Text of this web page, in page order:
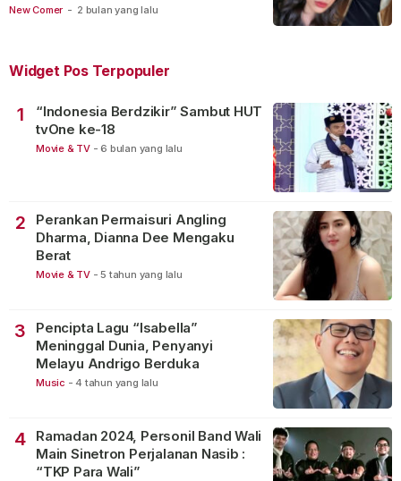
New Comer - 2 bulan yang lalu
Widget Pos Terpopuler
1
“Indonesia Berdzikir” Sambut HUT
tvOne ke-18
Movie & TV - 6 bulan yang lalu
2
Perankan Permaisuri Angling
Dharma, Dianna Dee Mengaku
Berat
Movie & TV - 5 tahun yang lalu
3
Pencipta Lagu “Isabella”
Meninggal Dunia, Penyanyi
Melayu Andrigo Berduka
Music - 4 tahun yang lalu
4
Ramadan 2024, Personil Band Wali
Main Sinetron Perjalanan Nasib :
“TKP Para Wali”